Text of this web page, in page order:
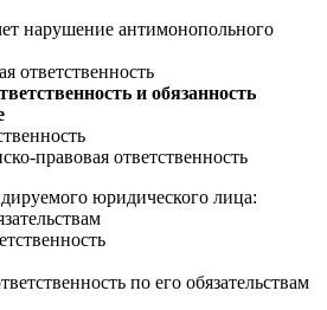
нарушение антимонопольного
ответственность
и обязанность
правовая ответственность
юридического лица:
по его обязательствам